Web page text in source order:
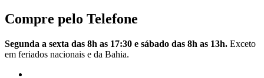
Compre pelo Telefone
Segunda a sexta das 8h as 17:30 e sábado das 8h as 13h. Exceto
em feriados nacionais e da Bahia.